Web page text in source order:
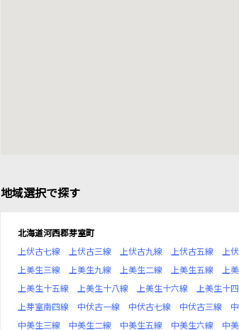
地域選択で探す
北海道河西郡芽室町
上伏古七線
上伏古三線 上伏古九線 上伏古五線 上
上美生三線
上美生九線 上美生二線 上美生五線 上
上美生十五線
上美生十八線 上美生十六線 上美生十
上芽室南四線
中伏古一線 中伏古七線 中伏古三線
中美生三線
中美生二線 中美生五線 中美生六線 中